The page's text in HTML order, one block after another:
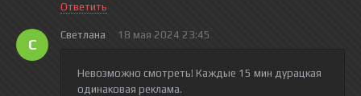
Ответить
С
Светлана 18 мая 2024 23:45
Невозможно смотреть! Каждые 15 мин дурацкая
одинаковая реклама.